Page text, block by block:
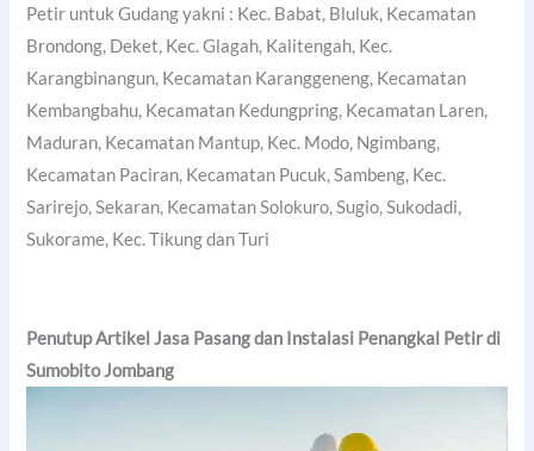
Petir untuk Gudang yakni : Kec. Babat, Bluluk, Kecamatan
Brondong, Deket, Kec. Glagah, Kalitengah, Kec.
Karangbinangun, Kecamatan Karanggeneng, Kecamatan
Kembangbahu, Kecamatan Kedungpring, Kecamatan Laren,
Maduran, Kecamatan Mantup, Kec. Modo, Ngimbang,
Kecamatan Paciran, Kecamatan Pucuk, Sambeng, Kec.
Sarirejo, Sekaran, Kecamatan Solokuro, Sugio, Sukodadi,
Sukorame, Kec. Tikung dan Turi
Penutup Artikel Jasa Pasang dan Instalasi Penangkal Petir di
Sumobito Jombang